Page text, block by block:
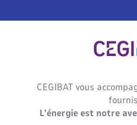
Cegibat,
CEGIBAT vous
L'énergie est notre